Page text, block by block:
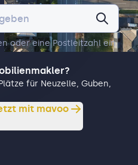
oder eine Postleitzahl ein.
für Neuzelle, Guben,
mit mavoo